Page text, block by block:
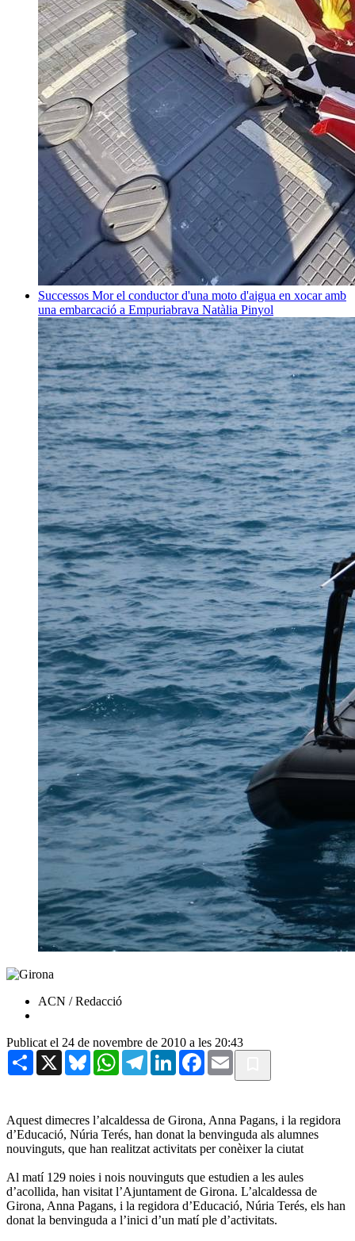
Successos Mor el conductor d'una moto d'aigua en xocar amb
una embarcació a Empuriabrava Natàlia Pinyol
ACN / Redacció
Publicat el 24 de novembre de 2010 a les 20:43
Share X BlueskyWhatsAppTelegramLinkedInFacebook
Email
Aquest dimecres l’alcaldessa de Girona, Anna Pagans, i la regidora
d’Educació, Núria Terés, han donat la benvinguda als alumnes
nouvinguts, que han realitzat activitats per conèixer la ciutat
Al matí 129 noies i nois nouvinguts que estudien a les aules
d’acollida, han visitat l’Ajuntament de Girona. L’alcaldessa de
Girona, Anna Pagans, i la regidora d’Educació, Núria Terés, els han
donat la benvinguda a l’inici d’un matí ple d’activitats.